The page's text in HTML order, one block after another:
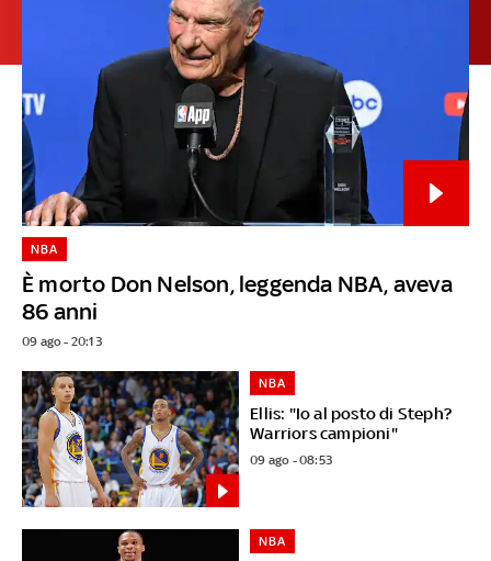
È morto Don Nelson, leggenda NBA, aveva
86 anni
NBA
09 ago - 20:13
Ellis: "Io al posto di Steph?
Warriors campioni"
NBA
09 ago - 08:53
NBA